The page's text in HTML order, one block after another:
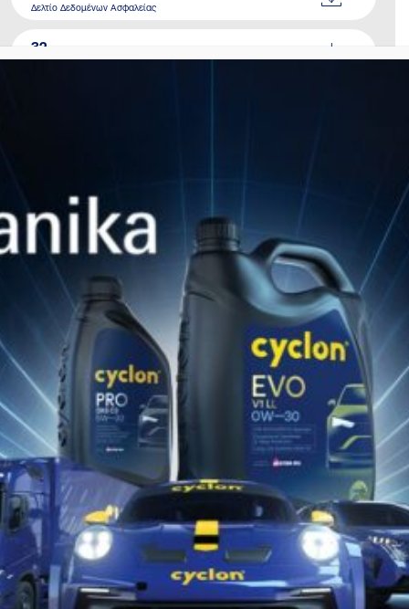
Δελτίο Δεδομένων Ασφαλείας
32
ΠΑΡΌΜΟΙΑ ΠΡΟΪΌΝΤΑ